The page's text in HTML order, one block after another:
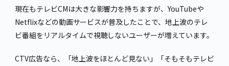
現在もテレビCMは大きな影響力を持ちますが、YouTubeや
Netflixなどの動画サービスが普及したことで、地上波のテレ
ビ番組をリアルタイムで視聴しないユーザーが増えています。
CTV広告なら、「地上波をほとんど見ない」「そもそもテレビ